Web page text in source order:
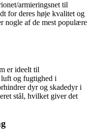
armieringsnet til
for deres høje kvalitet og
nogle af de mest populære
er ideelt til
og fugtighed i
dyr og skadedyr i
stål, hvilket giver det